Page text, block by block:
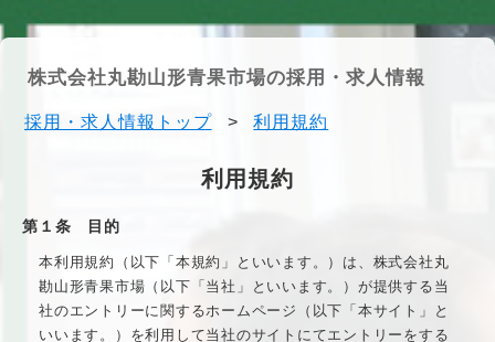
株式会社丸勘山形青果市場の採用・求人情報
採用・求人情報トップ > 利用規約
利用規約
第１条 目的
本利用規約（以下「本規約」といいます。）は、 株式会社丸
勘山形青果市場 （以下「当社」といいます。）が提供する当
社のエントリーに関するホームページ（以下「本サイト」と
いいます。）を利用して当社のサイトにてエントリーをする